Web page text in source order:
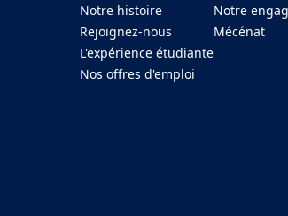
Notre histoire
Rejoignez-nous
L'expérience étudiante
Nos offres d'emploi
Notre
Mécénat